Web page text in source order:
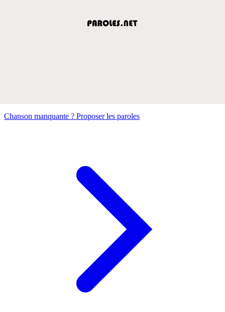
Chanson manquante ? Proposer les paroles